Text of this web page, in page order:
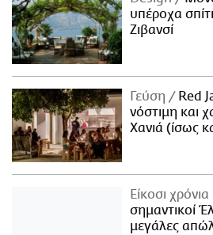
υπέροχα
Ζιβανσί
Γεύση
Red
νόστιμη και
Χανιά (ίσως
Είκοσι
σημαντικοί
μεγάλες